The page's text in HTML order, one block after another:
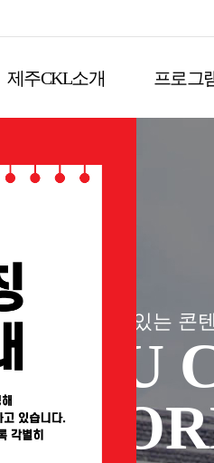
제주CKL소개 프로그
재미있는 콘
JEJU